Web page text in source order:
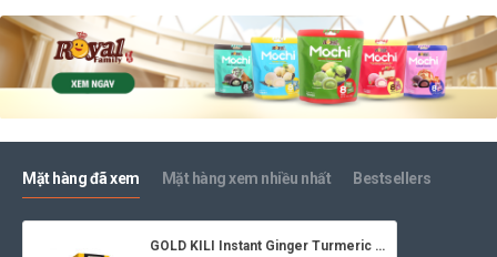
Mặt hàng đã xem Mặt hàng xem nhiều nhất Bestsellers
GOLD KILI Instant Ginger Turmeric Drink 160g